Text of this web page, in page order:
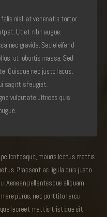
felis nisl, at venenatis tortor.
Ut et nibh augue.
nec gravida. Sed eleifend
ut lobortis massa. Sed
Quisque nec justo lacus.
sagittis feugiat.
vulputate ultrices quis
mauris lectus mattis
Praesent ac ligula quis justo
Aenean pellentesque aliquam
purus, nec porttitor arcu
laoreet mattis tristique sit